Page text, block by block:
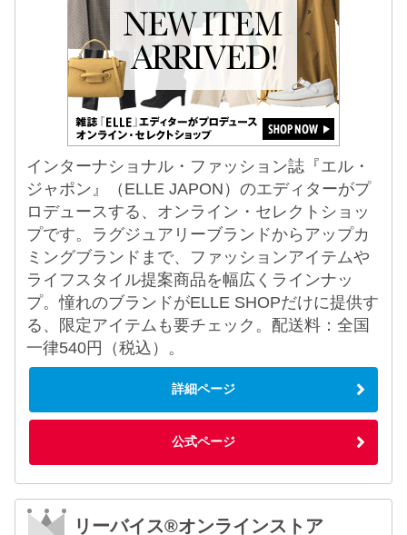
インターナショナル・ファッション誌『エル・
ジャポン』（ELLE JAPON）のエディターがプ
ロデュースする、オンライン・セレクトショッ
プです。ラグジュアリーブランドからアップカ
ミングブランドまで、ファッションアイテムや
ライフスタイル提案商品を幅広くラインナッ
プ。憧れのブランドがELLE SHOPだけに提供す
る、限定アイテムも要チェック。配送料：全国
一律540円（税込）。
詳細ページ
公式ページ
リーバイス®オンラインストア